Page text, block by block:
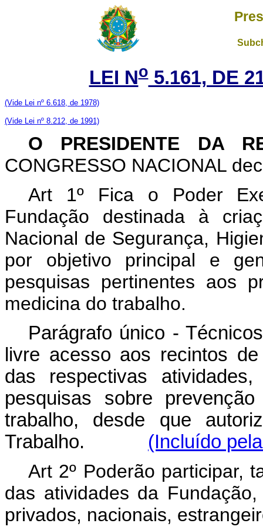
LEI No5.161, DE
(Vide Lei nº 6.618, de 1978)
(Vide Lei nº 8.212, de 1991)
O PRESIDENTE DA
CONGRESSO NACIONAL
Art 1º Fica o Poder
Fundação destinada à
Nacional de Segurança,
por objetivo principal e
pesquisas pertinentes aos
medicina do trabalho.
Parágrafo único -
livre acesso aos recintos
das respectivas
pesquisas sobre
trabalho, desde que
Trabalho. (Incluído
Art 2º Poderão participar,
das atividades da
privados, nacionais,